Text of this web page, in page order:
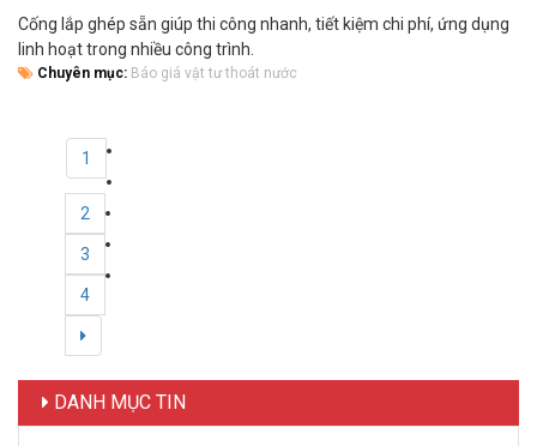
Cống lắp ghép sẵn giúp thi công nhanh, tiết kiệm chi phí, ứng dụng
linh hoạt trong nhiều công trình.
Chuyên mục: Báo giá vật tư thoát nước
1
2
3
4
DANH MỤC TIN